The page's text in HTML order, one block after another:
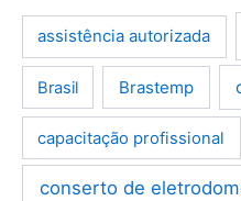
assistência autorizada
Brasil Brastemp
capacitação profissional
conserto de